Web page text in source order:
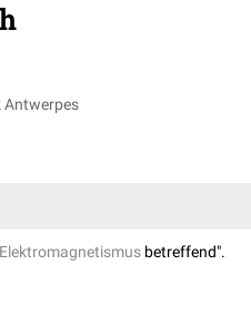
Antwerpes
Elektromagnetismus betreffend".